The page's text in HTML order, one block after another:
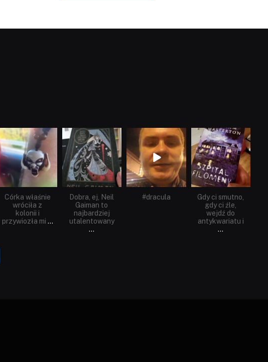
dobryhorror
Lip 14
Córka właśnie
wróciła z
kolonii i
przywiozła mi ...
dobryhorror
Cze 16
Dobra, ej, Neil
Gaiman to
najbardziej
utalentowany
...
dobryhorror
Maj 25
#dracula
dobryhorror
Maj 22
Gdy ci smutno,
gdy ci źle,
wejdź do
antykwariatu i
...